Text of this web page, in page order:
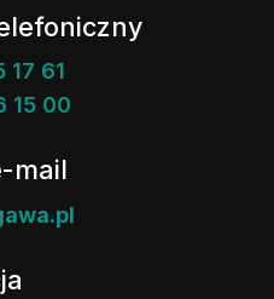
17 61
15 00
mail